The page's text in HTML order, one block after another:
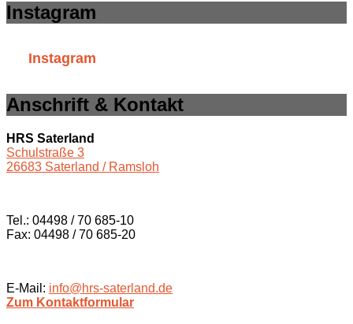
Instagram
Instagram
Anschrift & Kontakt
HRS Saterland
Schulstraße 3
26683 Saterland / Ramsloh
Tel.: 04498 / 70 685-10
Fax: 04498 / 70 685-20
E-Mail: info@hrs-saterland.de
Zum Kontaktformular